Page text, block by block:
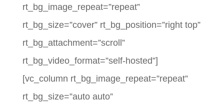
rt_bg_image_repeat=”repeat”
rt_bg_size=”cover” rt_bg_position=”right top”
rt_bg_attachment=”scroll”
rt_bg_video_format=”self-hosted”]
[vc_column rt_bg_image_repeat=”repeat”
rt_bg_size=”auto auto”